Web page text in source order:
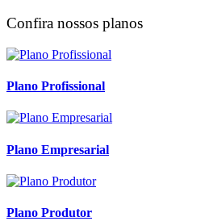
Confira nossos planos
Plano Profissional
Plano Empresarial
Plano Produtor